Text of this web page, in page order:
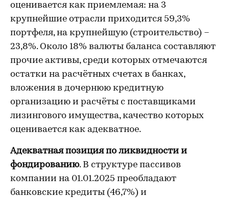
оценивается как приемлемая: на 3
крупнейшие отрасли приходится 59,3%
портфеля, на крупнейшую (строительство) –
23,8%. Около 18% валюты баланса составляют
прочие активы, среди которых отмечаются
остатки на расчётных счетах в банках,
вложения в дочернюю кредитную
организацию и расчёты с поставщиками
лизингового имущества, качество которых
оценивается как адекватное.
Адекватная позиция по ликвидности и
фондированию. В структуре пассивов
компании на 01.01.2025 преобладают
банковские кредиты (46,7%) и